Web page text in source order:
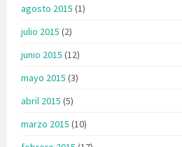
agosto 2015 (1)
julio 2015 (2)
junio 2015 (12)
mayo 2015 (3)
abril 2015 (5)
marzo 2015 (10)